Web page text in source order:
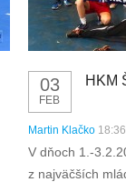
03
FEB
HKM
Martin Klačko 18:36
V dňoch 1.-
z najväčších